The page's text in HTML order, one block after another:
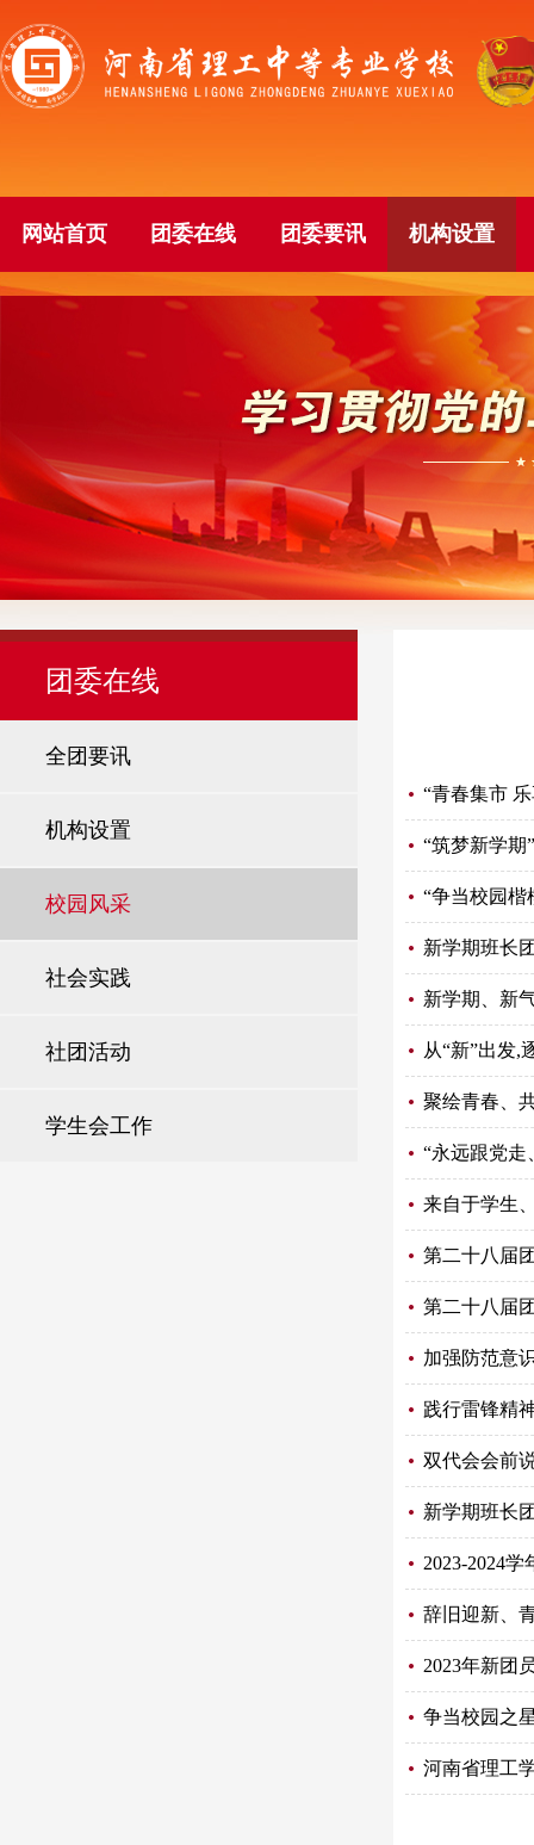
网站首页 团委在线 团委要讯 机构设置
团委在线
全团要讯
机构设置
校园风采
社会实践
社团活动
学生会工作
“青春集市
“筑梦新学
“争当校园
新学期班长
新学期、新
从“新”出发,
聚绘青春、
“永远跟党
来自于学生
第二十八届
第二十八届
加强防范意
践行雷锋精
双代会会前
新学期班长
2023-2024
辞旧迎新、
2023年新团
争当校园之
河南省理工